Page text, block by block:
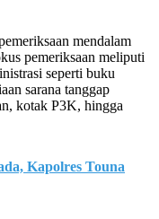
mendalam
pemeriksaan meliputi
seperti buku
sarana tanggap
kotak P3K, hingga
Kapolres Touna